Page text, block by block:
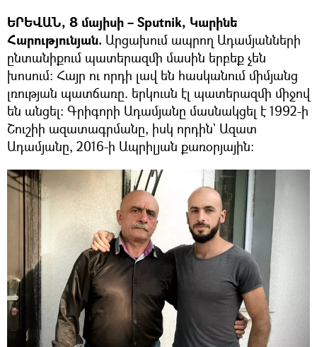
ԵՐԵՎԱՆ, 8 մայիսի – Sputnik, Կարինե
Հարությունյան. Արցախում ապրող Ադամյանների
ընտանիքում պատերազմի մասին երբեք չեն
խոսում։ Հայր ու որդի լավ են հասկանում միմյանց
լռության պատճառը. երկուսն էլ պատերազմի միջով
են անցել։ Գրիգորի Ադամյանը մասնակցել է 1992-ի
Շուշիի ազատագրմանը, իսկ որդին` Ազատ
Ադամյանը, 2016-ի Ապրիլյան քառօրյային։